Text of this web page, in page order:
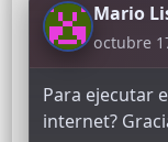
Mario
octubre
Para ejecutar
internet?